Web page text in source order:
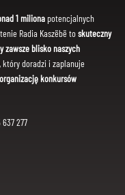
1 miliona potencjalnych
Radia Kaszëbë toskuteczny
zawsze blisko naszych
, który doradzi i zaplanuje
organizację konkursów
277